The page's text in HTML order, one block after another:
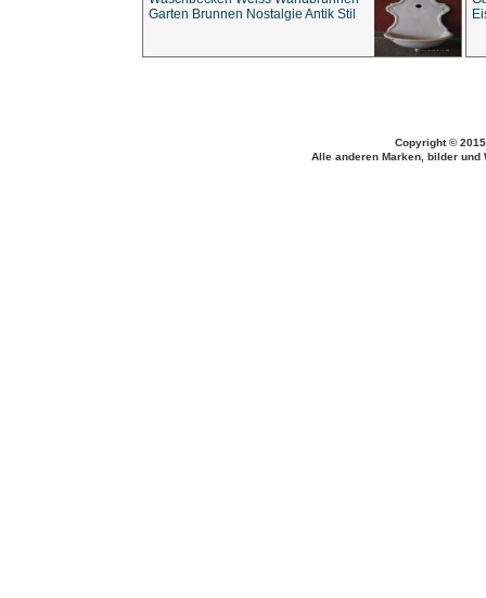
Garten Brunnen Nostalgie Antik Stil
Copyright ©
Alle anderen Marken, bilder und